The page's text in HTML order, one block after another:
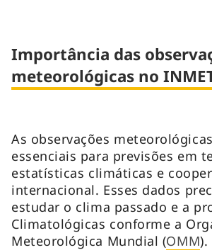
Importância das
meteorológicas no
As observações
essenciais para previsões em
estatísticas climáticas e
internacional. Esses dados
estudar o clima passado e a
Climatológicas conforme a
Meteorológica Mundial (OMM).